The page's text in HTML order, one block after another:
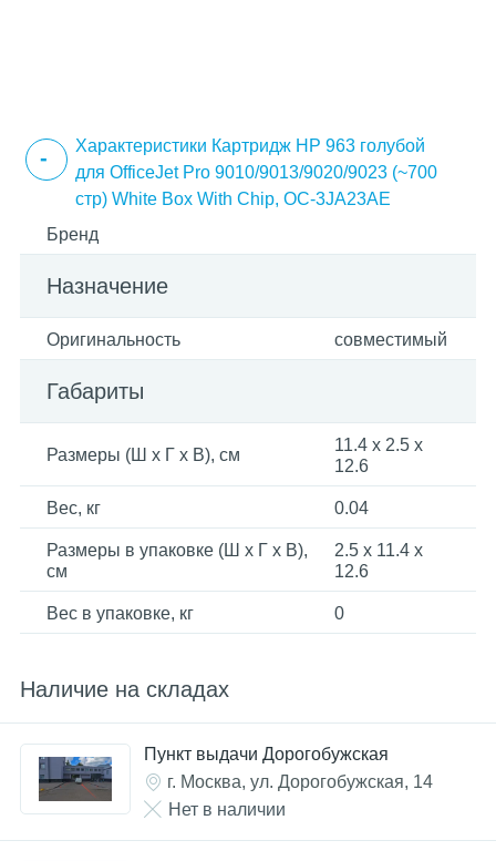
Характеристики Картридж HP 963 голубой
для OfficeJet Pro 9010/9013/9020/9023 (~700
стр) White Box With Chip, OC-3JA23AE
Бренд
Назначение
Оригинальность совместимый
Габариты
Размеры (Ш x Г x В), см
11.4 х 2.5 х
12.6
Вес, кг 0.04
Размеры в упаковке (Ш x Г x В),
см
2.5 x 11.4 x
12.6
Вес в упаковке, кг 0
Наличие на складах
Пункт выдачи Дорогобужская
г. Москва, ул. Дорогобужская, 14
Нет в наличии